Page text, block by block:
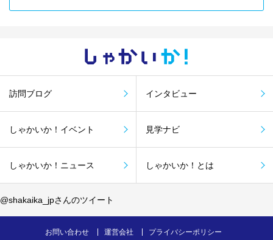
しゃかい か！
訪問ブログ インタビュー
しゃかいか！イベント 見学ナビ
しゃかいか！ニュース しゃかいか！とは
@shakaika_jpさんのツイート
お問い合わせ 運営会社 プライバシーポリシー